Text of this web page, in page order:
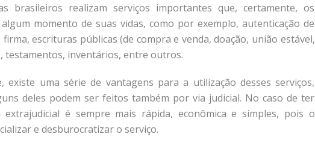
brasileiros realizam serviços importantes que, certamente, os
momento de suas vidas, como por exemplo, autenticação de
escrituras públicas (de compra e venda, doação, união estável,
testamentos, inventários, entre outros.
existe uma série de vantagens para a utilização desses serviços,
deles podem ser feitos também por via judicial. No caso de ter
extrajudicial é sempre mais rápida, econômica e simples, pois o
e desburocratizar o serviço.